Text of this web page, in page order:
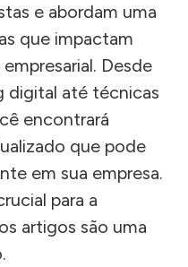
e abordam uma
que impactam
Desde
digital até técnicas
encontrará
que pode
em sua empresa.
para a
artigos são uma